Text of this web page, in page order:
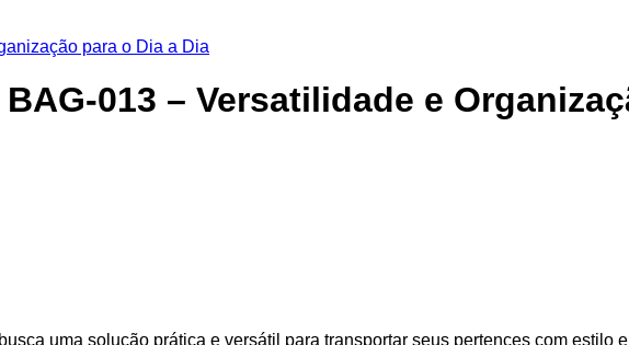
013 – Versatilidade e
uma solução prática e versátil para transportar seus pertences com estilo